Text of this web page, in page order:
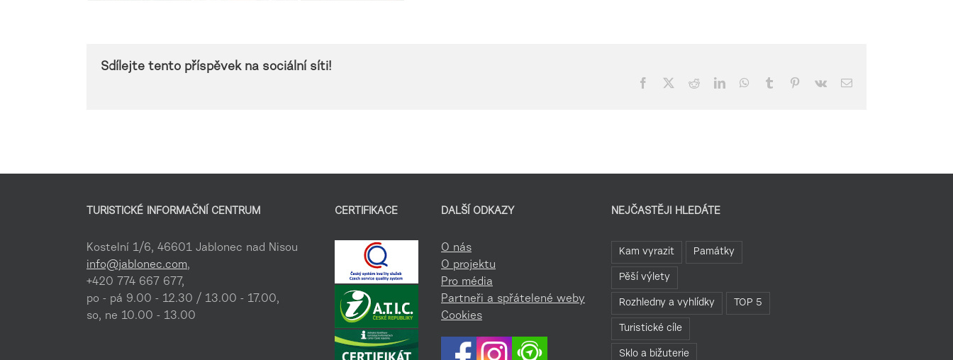
Sdílejte tento příspěvek na sociální síti!
Facebook RedditLinkedInWhatsApp
Tumblr Pinterest
Vk
E-
TURISTICKÉ INFORMAČNÍ CENTRUM
Kostelní 1/6, 46601 Jablonec nad Nisou
info@jablonec.com,
+420 774 667 677,
po - pá 9.00 - 12.30 / 13.00 - 17.00,
so, ne 10.00 - 13.00
CERTIFIKACE DALŠÍ ODKAZY
O nás
O projektu
Pro média
Partneři a spřátelené weby
Cookies
NEJČASTĚJI HLEDÁTE
Kam vyrazit Památky
Pěší výlety
Rozhledny a vyhlídky TOP 5
Turistické cíle
Sklo a bižuterie